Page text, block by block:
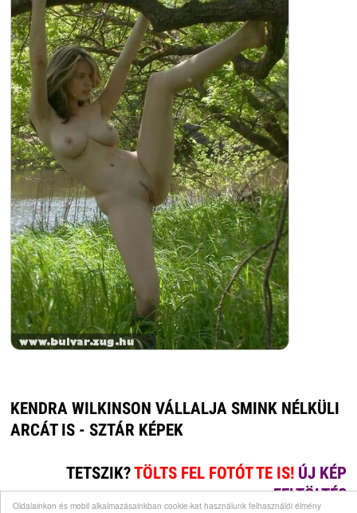
Oldalainkon és mobil alkalmazásainkban cookie-kat használunk felhasználói élmény
KENDRA WILKINSON VÁLLALJA SMINK NÉLKÜLI
ARCÁT IS - SZTÁR KÉPEK
TETSZIK?TÖLTS FEL FOTÓT TE IS! ÚJ KÉP
FELTÖLTÉS